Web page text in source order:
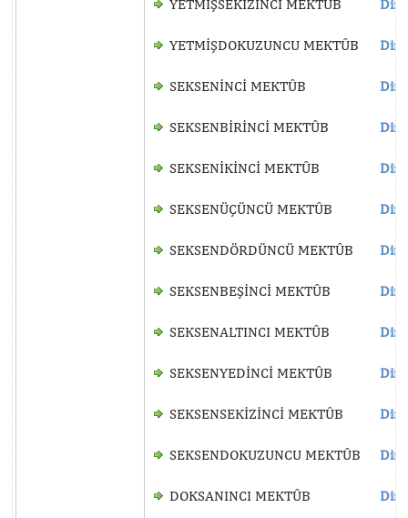
YETMİŞSEKİZİNCİ MEKTÛB
YETMİŞDOKUZUNCU MEKTÛB
SEKSENİNCİ MEKTÛB
SEKSENBİRİNCİ MEKTÛB
SEKSENİKİNCİ MEKTÛB
SEKSENÜÇÜNCÜ MEKTÛB
SEKSENDÖRDÜNCÜ MEKTÛB
SEKSENBEŞİNCİ MEKTÛB
SEKSENALTINCI MEKTÛB
SEKSENYEDİNCİ MEKTÛB
SEKSENSEKİZİNCİ MEKTÛB
SEKSENDOKUZUNCU MEKTÛB
DOKSANINCI MEKTÛB